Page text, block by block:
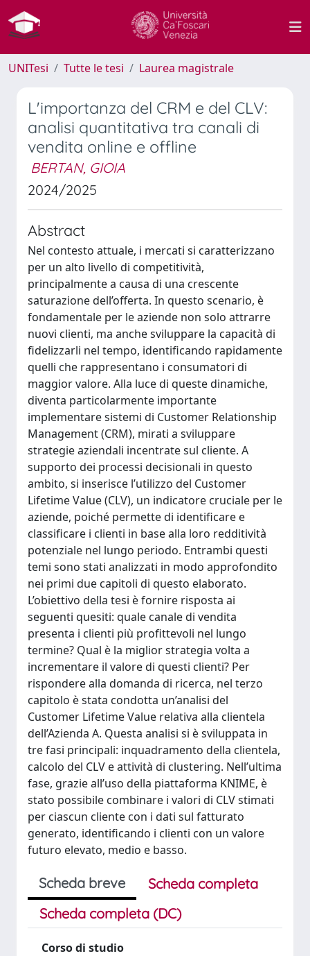
UNITesi Tutte le tesi Laurea magistrale
L'importanza del CRM e del CLV:
analisi quantitativa tra canali di
vendita online e offline
BERTAN, GIOIA
2024/2025
Abstract
Nel contesto attuale, i mercati si caratterizzano
per un alto livello di competitività,
principalmente a causa di una crescente
saturazione dell’offerta. In questo scenario, è
fondamentale per le aziende non solo attrarre
nuovi clienti, ma anche sviluppare la capacità di
fidelizzarli nel tempo, identificando rapidamente
quelli che rappresentano i consumatori di
maggior valore. Alla luce di queste dinamiche,
diventa particolarmente importante
implementare sistemi di Customer Relationship
Management (CRM), mirati a sviluppare
strategie aziendali incentrate sul cliente. A
supporto dei processi decisionali in questo
ambito, si inserisce l’utilizzo del Customer
Lifetime Value (CLV), un indicatore cruciale per le
aziende, poiché permette di identificare e
classificare i clienti in base alla loro redditività
potenziale nel lungo periodo. Entrambi questi
temi sono stati analizzati in modo approfondito
nei primi due capitoli di questo elaborato.
L’obiettivo della tesi è fornire risposta ai
seguenti quesiti: quale canale di vendita
presenta i clienti più profittevoli nel lungo
termine? Qual è la miglior strategia volta a
incrementare il valore di questi clienti? Per
rispondere alla domanda di ricerca, nel terzo
capitolo è stata condotta un’analisi del
Customer Lifetime Value relativa alla clientela
dell’Azienda A. Questa analisi si è sviluppata in
tre fasi principali: inquadramento della clientela,
calcolo del CLV e attività di clustering. Nell’ultima
fase, grazie all’uso della piattaforma KNIME, è
stato possibile combinare i valori di CLV stimati
per ciascun cliente con i dati sul fatturato
generato, identificando i clienti con un valore
futuro elevato, medio e basso.
Scheda breve
Scheda completa
Scheda completa (DC)
Corso di studio